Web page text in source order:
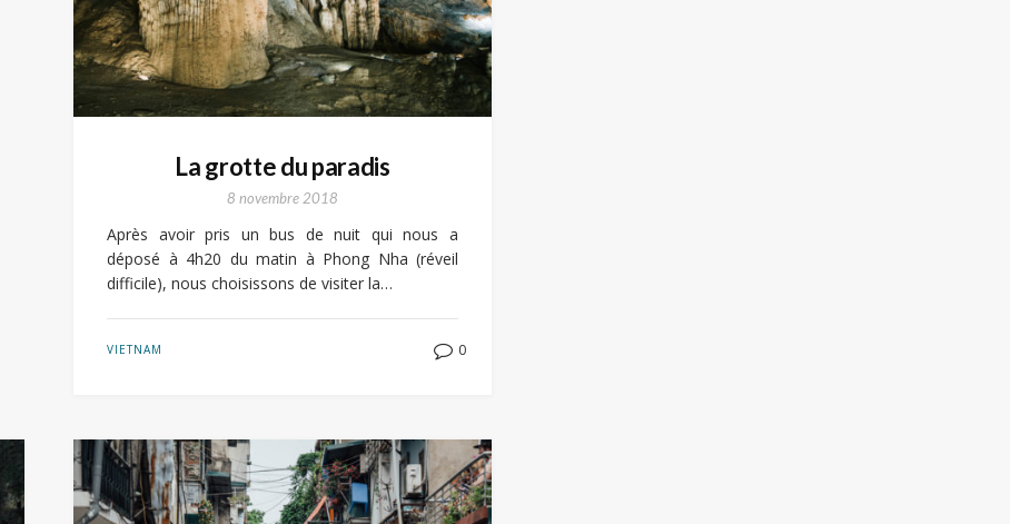
La grotte du paradis
8 novembre 2018
Après avoir pris un bus de nuit qui nous a
déposé à 4h20 du matin à Phong Nha (réveil
difficile), nous choisissons de visiter la…
VIETNAM 0